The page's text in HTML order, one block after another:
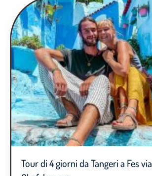
Tour di 4 giorni da Tangeri a Fes via